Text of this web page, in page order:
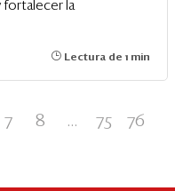
fortalecer la
Lectura de 1 min
7 8 ... 75 76